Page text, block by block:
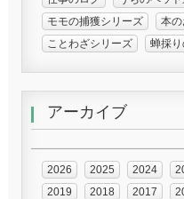
モモの捕獲シリーズ
本
ことわざシリーズ
蝉採り
アーカイブ
2026 2025 2024
2019
2018 2017